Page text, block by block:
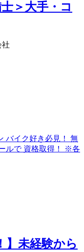
＞大手・コ
社
】未経験から